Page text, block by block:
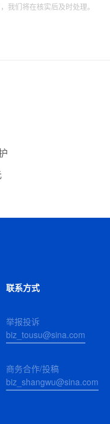
我们将在核实后及时处理。
联系方式
举报投诉
biz_tousu@sina.com
商务合作/投稿
biz_shangwu@sina.com